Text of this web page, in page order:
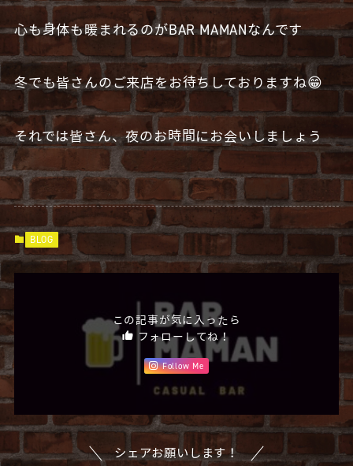
心も身体も暖まれるのがBAR MAMANなんです
冬でも皆さんのご来店をお待ちしておりますね😁
それでは皆さん、夜のお時間にお会いしましょう
BLOG
この記事が気に入ったら
フォローしてね！
Follow Me
シェアお願いします！